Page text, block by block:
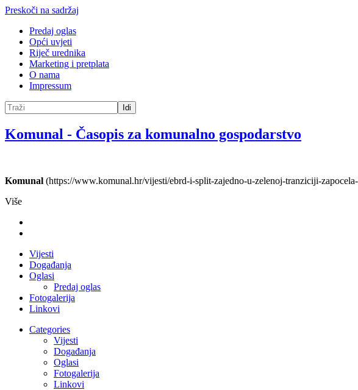
Preskoči na sadržaj
Predaj oglas
Opći uvjeti
Riječ urednika
Marketing i pretplata
O nama
Impressum
Idi
Komunal - Časopis za komunalno gospodarstvo
Komunal (https://www.komunal.hr/vijesti/ebrd-i-split-zajedno-u-zelenoj-tranziciji-
Više
Vijesti
Događanja
Oglasi
Predaj oglas
Fotogalerija
Linkovi
Categories
Vijesti
Događanja
Oglasi
Fotogalerija
Linkovi